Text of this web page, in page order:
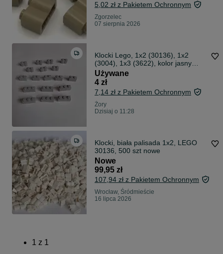
5,02 zł z Pakietem Ochronnym
Zgorzelec
07 sierpnia 2026
Klocki Lego, 1x2 (30136), 1x2
(3004), 1x3 (3622), kolor jasny
szary
Używane
4 zł
7,14 zł z Pakietem Ochronnym
Żory
Dzisiaj o 11:28
Klocki, biała palisada 1x2, LEGO
30136, 500 szt nowe
Nowe
99,95 zł
107,94 zł z Pakietem Ochronnym
Wrocław, Śródmieście
16 lipca 2026
1 z 1